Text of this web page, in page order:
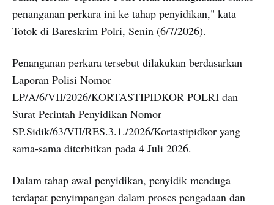
penanganan perkara ini ke tahap penyidikan," kata
Totok di Bareskrim Polri, Senin (6/7/2026).
Penanganan perkara tersebut dilakukan berdasarkan
Laporan Polisi Nomor
LP/A/6/VII/2026/KORTASTIPIDKOR POLRI dan
Surat Perintah Penyidikan Nomor
SP.Sidik/63/VII/RES.3.1./2026/Kortastipidkor yang
sama-sama diterbitkan pada 4 Juli 2026.
Dalam tahap awal penyidikan, penyidik menduga
terdapat penyimpangan dalam proses pengadaan dan